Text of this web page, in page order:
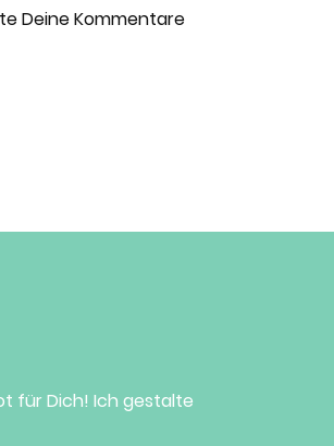
Deine Kommentare
für Dich! Ich gestalte